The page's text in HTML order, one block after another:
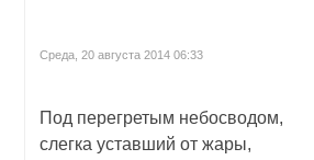
Среда, 20 августа 2014 06:33
Под перегретым небосводом,
слегка уставший от жары,